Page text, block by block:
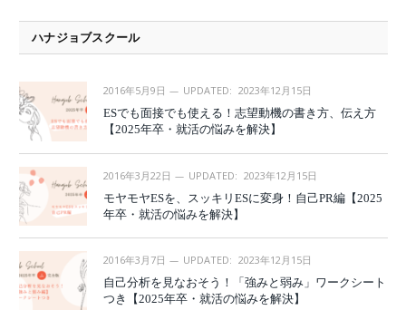
ハナジョブスクール
2016年5月9日 UPDATED: 2023年12月15日
ESでも面接でも使える！志望動機の書き方、伝え方
【2025年卒・就活の悩みを解決】
2016年3月22日 UPDATED: 2023年12月15日
モヤモヤESを、スッキリESに変身！自己PR編【2025
年卒・就活の悩みを解決】
2016年3月7日 UPDATED: 2023年12月15日
自己分析を見なおそう！「強みと弱み」ワークシート
つき【2025年卒・就活の悩みを解決】